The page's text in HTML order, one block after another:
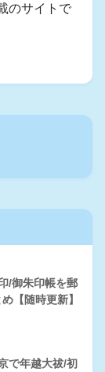
のサイトで
/御朱印帳を郵
【随時更新】
で年越大祓/初